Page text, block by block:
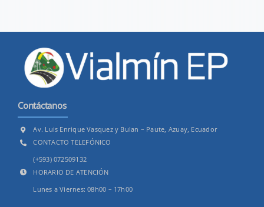
Contáctanos
Av. Luis Enrique Vasquez y Bulan – Paute, Azuay, Ecuador
CONTACTO TELEFÓNICO
(+593) 072509132
HORARIO DE ATENCIÓN
Lunes a Viernes: 08h00 – 17h00